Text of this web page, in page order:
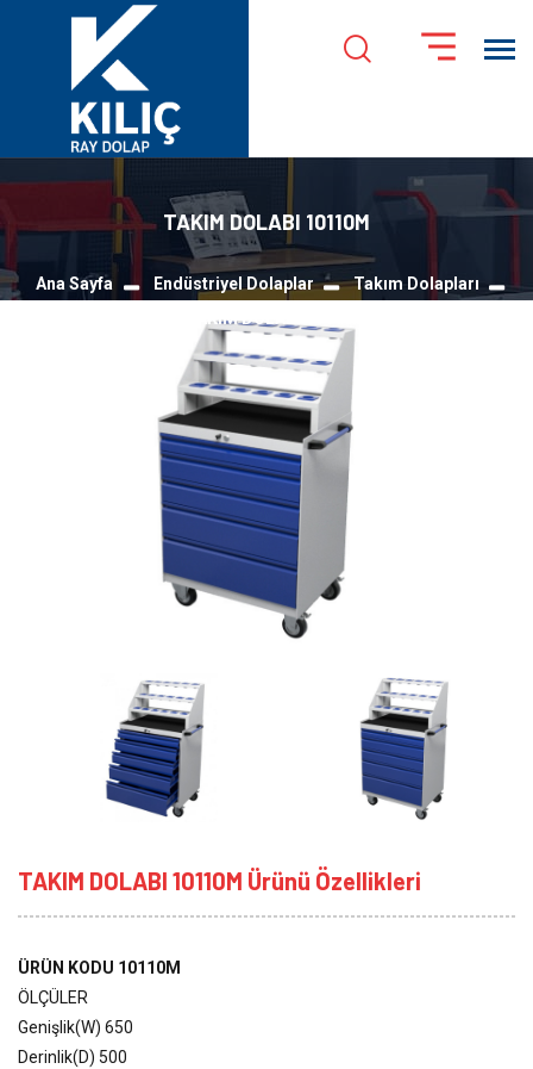
TAKIM DOLABI 10110M
Ana Sayfa Endüstriyel Dolaplar
Takım Dolapları
TAKIM DOLABI 10110M
TAKIM DOLABI 10110M Ürünü Özellikleri
ÜRÜN KODU 10110M
ÖLÇÜLER
Genişlik(W) 650
Derinlik(D) 500